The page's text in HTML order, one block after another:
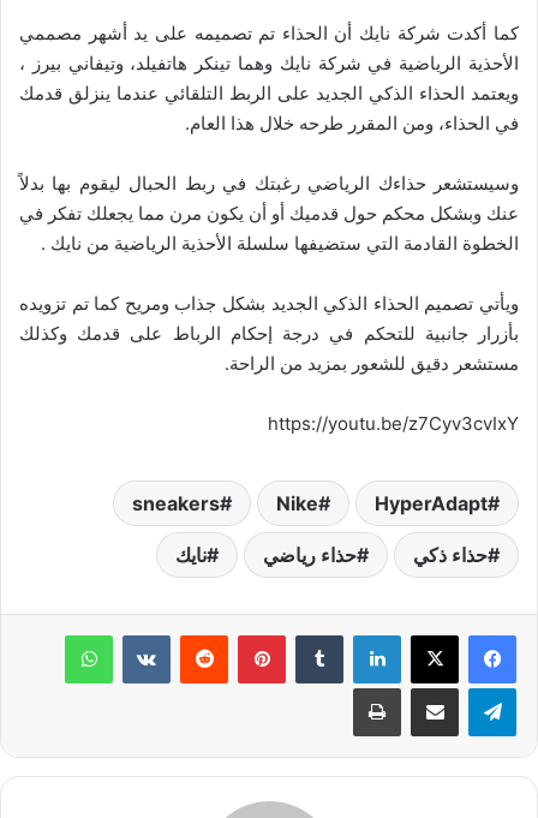
كما أكدت شركة نايك أن الحذاء تم تصميمه على يد أشهر مصممي
الأحذية الرياضية في شركة نايك وهما تينكر هاتفيلد، وتيفاني بيرز ،
ويعتمد الحذاء الذكي الجديد على الربط التلقائي عندما ينزلق قدمك
في الحذاء، ومن المقرر طرحه خلال هذا العام.
وسيستشعر حذاءك الرياضي رغبتك في ربط الحبال ليقوم بها بدلاً
عنك وبشكل محكم حول قدميك أو أن يكون مرن مما يجعلك تفكر في
الخطوة القادمة التي ستضيفها سلسلة الأحذية الرياضية من نايك .
ويأتي تصميم الحذاء الذكي الجديد بشكل جذاب ومريح كما تم تزويده
بأزرار جانبية للتحكم في درجة إحكام الرباط على قدمك وكذلك
مستشعر دقيق للشعور بمزيد من الراحة.
https://youtu.be/z7Cyv3cvIxY
HyperAdapt
Nike
sneakers
حذاء ذكي حذاء رياضي نايك
لينكدإن بينتيريست